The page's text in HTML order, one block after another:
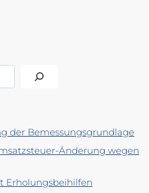
der Bemessungsgrundlage
Änderung wegen
Erholungsbeihilfen